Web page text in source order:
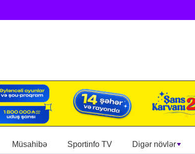
Müsahibə Sportinfo TV Digər növlər